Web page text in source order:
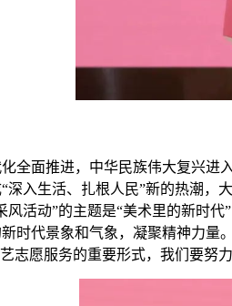
全面推进，中华民族伟大复兴
深入生活、扎根人民”新的热潮
风活动”的主题是“美术里的新时
时代景象和气象，凝聚精神力量
志愿服务的重要形式，我们要努